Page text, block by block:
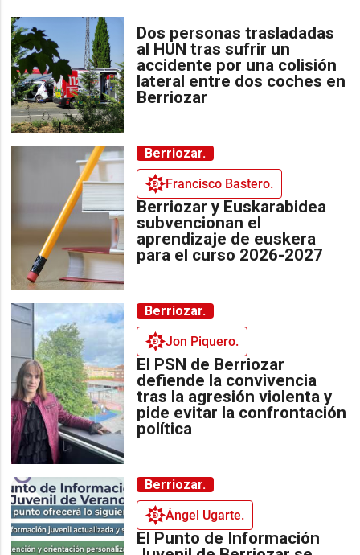
Dos personas trasladadas
al HUN tras sufrir un
accidente por una colisión
lateral entre dos coches en
Berriozar
Berriozar.
Francisco Bastero.
Berriozar y Euskarabidea
subvencionan el
aprendizaje de euskera
para el curso 2026-2027
Berriozar.
Jon Piquero.
El PSN de Berriozar
defiende la convivencia
tras la agresión violenta y
pide evitar la confrontación
política
Berriozar.
Ángel Ugarte.
El Punto de Información